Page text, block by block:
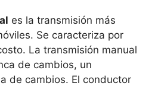
es la transmisión más
Se caracteriza por
La transmisión manual
de cambios, un
de cambios. El conductor